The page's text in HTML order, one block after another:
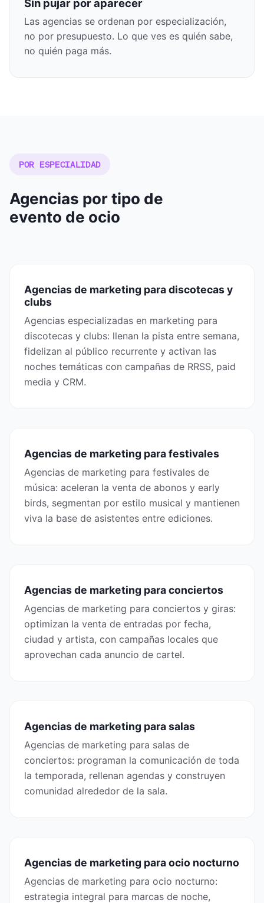
Sin pujar por aparecer
Las agencias se ordenan por especialización,
no por presupuesto. Lo que ves es quién sabe,
no quién paga más.
POR ESPECIALIDAD
Agencias por tipo de
evento de ocio
Agencias de marketing para discotecas y
clubs
Agencias especializadas en marketing para
discotecas y clubs: llenan la pista entre semana,
fidelizan al público recurrente y activan las
noches temáticas con campañas de RRSS, paid
media y CRM.
Agencias de marketing para festivales
Agencias de marketing para festivales de
música: aceleran la venta de abonos y early
birds, segmentan por estilo musical y mantienen
viva la base de asistentes entre ediciones.
Agencias de marketing para conciertos
Agencias de marketing para conciertos y giras:
optimizan la venta de entradas por fecha,
ciudad y artista, con campañas locales que
aprovechan cada anuncio de cartel.
Agencias de marketing para salas
Agencias de marketing para salas de
conciertos: programan la comunicación de toda
la temporada, rellenan agendas y construyen
comunidad alrededor de la sala.
Agencias de marketing para ocio nocturno
Agencias de marketing para ocio nocturno:
estrategia integral para marcas de noche,